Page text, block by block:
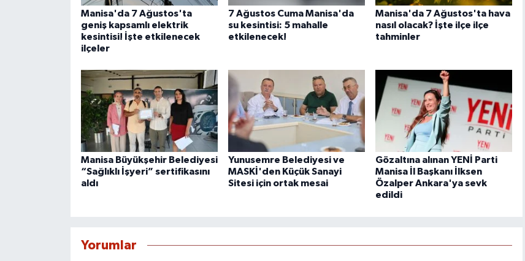
Manisa'da 7 Ağustos'ta
geniş kapsamlı elektrik
kesintisi! İşte etkilenecek
ilçeler
7 Ağustos Cuma Manisa'da
su kesintisi: 5 mahalle
etkilenecek!
Manisa'da 7 Ağustos'ta hava
nasıl olacak? İşte ilçe ilçe
tahminler
Manisa Büyükşehir Belediyesi
“Sağlıklı İşyeri” sertifikasını
aldı
Yunusemre Belediyesi ve
MASKİ'den Küçük Sanayi
Sitesi için ortak mesai
Gözaltına alınan YENİ Parti
Manisa İl Başkanı İlksen
Özalper Ankara'ya sevk
edildi
Yorumlar